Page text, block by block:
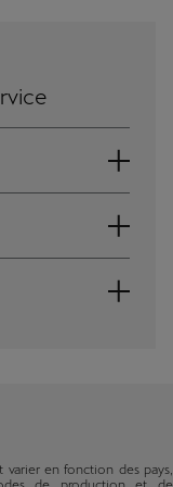
varier en fonction des pays,